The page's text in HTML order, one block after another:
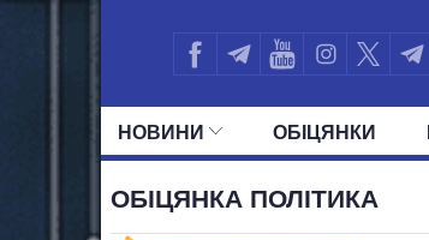
НОВИНИ ОБIЦЯНКИ
ОБІЦЯНКА ПОЛІТИКА